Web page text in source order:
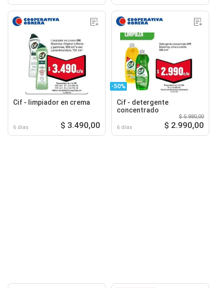
Cif - limpiador en crema
6 días $ 3.490,00
-50%
Cif - detergente
concentrado
6 días
$ 5.980,00
$ 2.990,00